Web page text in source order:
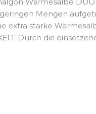
Mengen
extra starke
Durch die